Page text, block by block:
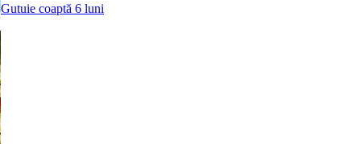
Gutuie coaptă 6 luni